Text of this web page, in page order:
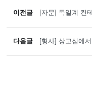
이전글
[자문] 독일계 컨
한국 자회사간 합
다음글
[형사] 상고심에
포탈 혐의로 기소